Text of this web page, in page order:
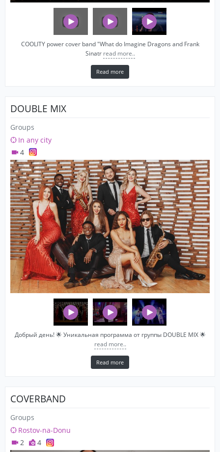
COOLITY power cover band "What do Imagine Dragons and Frank
Sinatr read more..
Read more
DOUBLE MIX
Groups
In any city
4
Добрый день! 🌟 Уникальная программа от группы DOUBLE MIX 🌟
read more..
Read more
COVERBAND
Groups
Rostov-na-Donu
2
4